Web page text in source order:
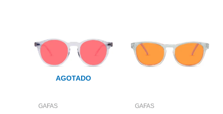
AGOTADO
GAFAS GAFAS